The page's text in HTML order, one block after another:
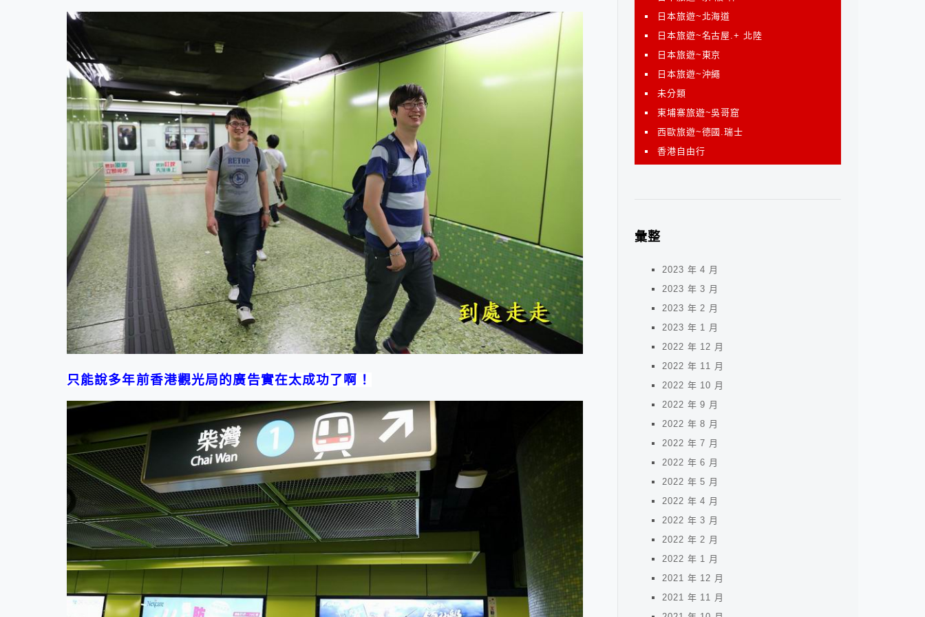
只能說多年前香港觀光局的廣告實在太成功了啊！
日本旅遊~北海道
日本旅遊~名古屋.+ 北陸
日本旅遊~東京
日本旅遊~沖繩
未分類
柬埔寨旅遊~吳哥窟
西歐旅遊~德國.瑞士
香港自由行
彙整
2023 年 4 月
2023 年 3 月
2023 年 2 月
2023 年 1 月
2022 年 12 月
2022 年 11 月
2022 年 10 月
2022 年 9 月
2022 年 8 月
2022 年 7 月
2022 年 6 月
2022 年 5 月
2022 年 4 月
2022 年 3 月
2022 年 2 月
2022 年 1 月
2021 年 12 月
2021 年 11 月